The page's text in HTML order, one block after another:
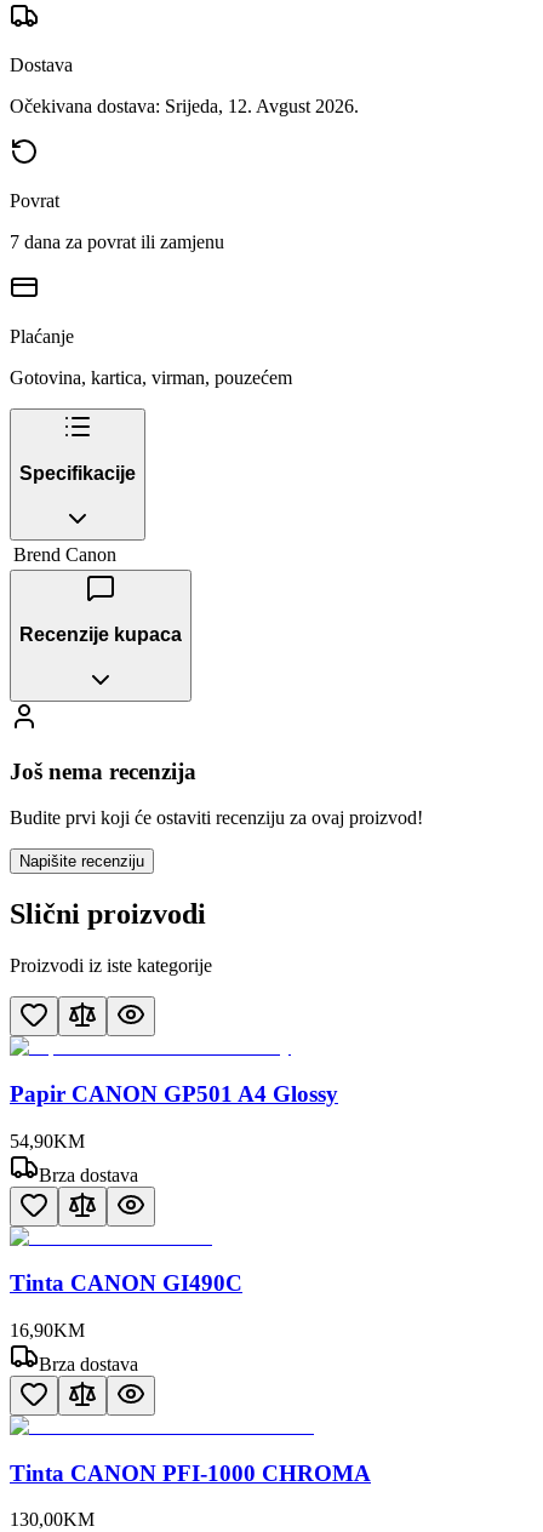
Dostava
Očekivana dostava: Srijeda, 12. Avgust 2026.
Povrat
7 dana za povrat ili zamjenu
Plaćanje
Gotovina, kartica, virman, pouzećem
Specifikacije
Brend Canon
Recenzije kupaca
Još nema recenzija
Budite prvi koji će ostaviti recenziju za ovaj proizvod!
Napišite recenziju
Slični proizvodi
Proizvodi iz iste kategorije
Papir CANON GP501 A4 Glossy
54,90KM
Brza dostava
Tinta CANON GI490C
16,90KM
Brza dostava
Tinta CANON PFI-1000 CHROMA
130,00KM